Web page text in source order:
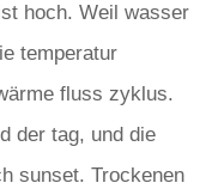
hoch. Weil wasser
temperatur
fluss zyklus.
der tag, und die
sunset. Trockenen